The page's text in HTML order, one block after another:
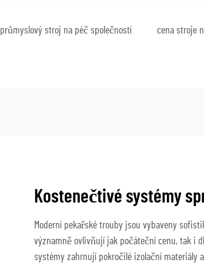
průmyslový stroj na péč společností cena stroje
Kostenečtivé systémy
Moderní pekařské trouby jsou vybaveny
významně ovlivňují jak počáteční cenu, tak i
systémy zahrnují pokročilé izolační materiály